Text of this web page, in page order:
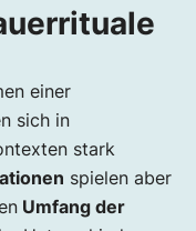
einer
sich in
stark
spielen aber
Umfang der